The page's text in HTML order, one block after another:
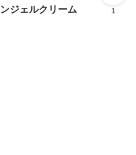
ジェルクリーム
1